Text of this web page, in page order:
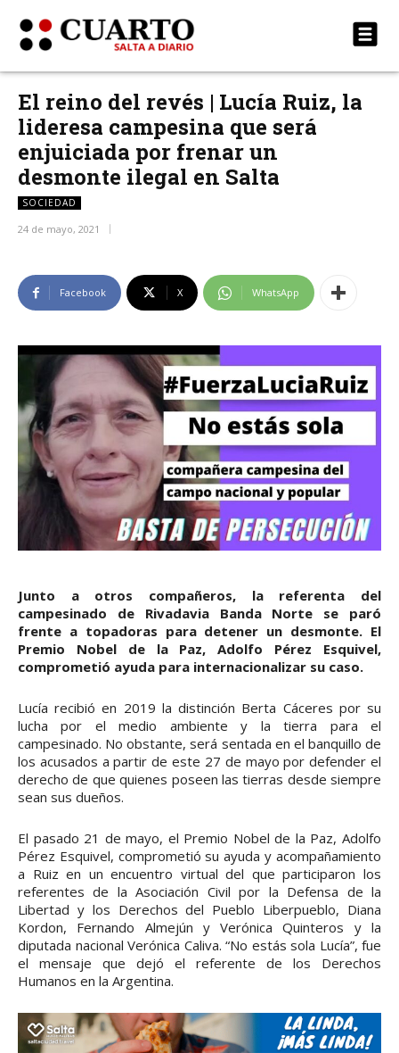
El reino del revés | Lucía Ruiz, la
lideresa campesina que será
enjuiciada por frenar un
desmonte ilegal en Salta
SOCIEDAD
24 de mayo, 2021
Facebook X WhatsApp
Junto a otros compañeros, la referenta del
campesinado de Rivadavia Banda Norte se paró
frente a topadoras para detener un desmonte. El
Premio Nobel de la Paz, Adolfo Pérez Esquivel,
comprometió ayuda para internacionalizar su caso.
Lucía recibió en 2019 la distinción Berta Cáceres por su
lucha por el medio ambiente y la tierra para el
campesinado. No obstante, será sentada en el banquillo de
los acusados a partir de este 27 de mayo por defender el
derecho de que quienes poseen las tierras desde siempre
sean sus dueños.
El pasado 21 de mayo, el Premio Nobel de la Paz, Adolfo
Pérez Esquivel, comprometió su ayuda y acompañamiento
a Ruiz en un encuentro virtual del que participaron los
referentes de la Asociación Civil por la Defensa de la
Libertad y los Derechos del Pueblo Liberpueblo, Diana
Kordon, Fernando Almejún y Verónica Quinteros y la
diputada nacional Verónica Caliva. “No estás sola Lucía”, fue
el mensaje que dejó el referente de los Derechos
Humanos en la Argentina.